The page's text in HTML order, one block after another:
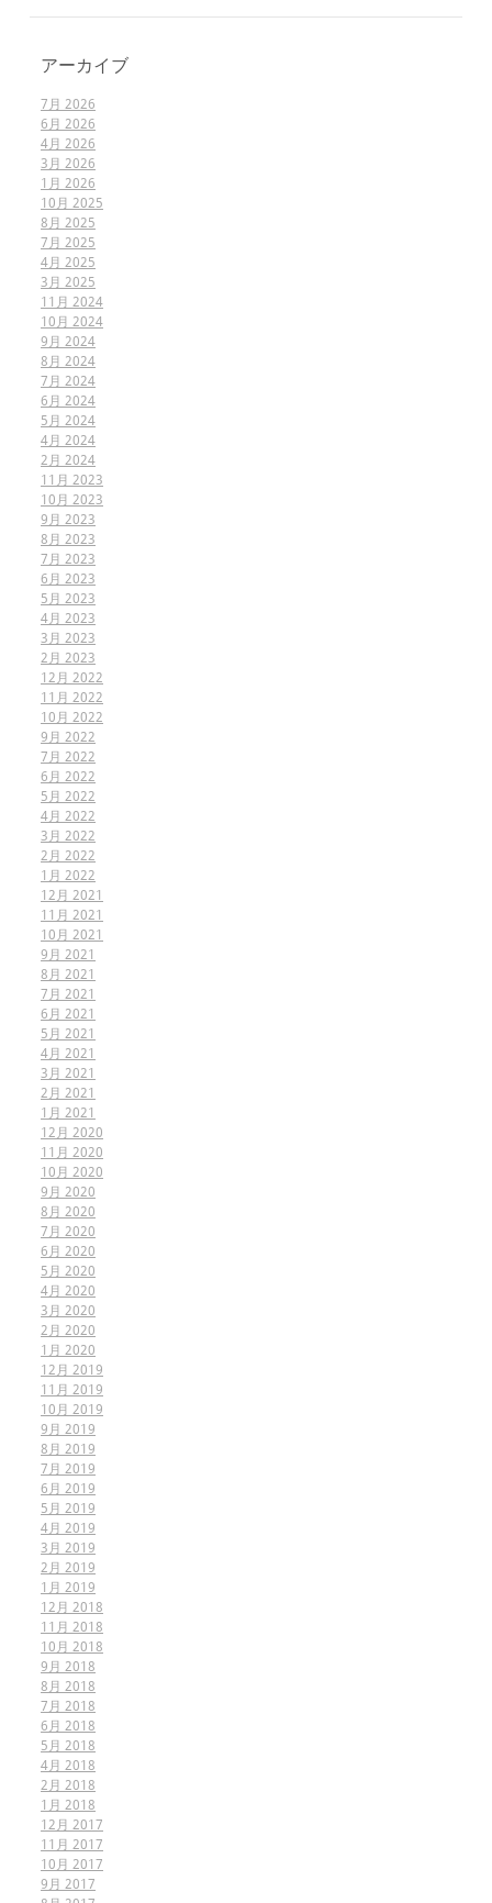
アーカイブ
7月 2026
6月 2026
4月 2026
3月 2026
1月 2026
10月 2025
8月 2025
7月 2025
4月 2025
3月 2025
11月 2024
10月 2024
9月 2024
8月 2024
7月 2024
6月 2024
5月 2024
4月 2024
2月 2024
11月 2023
10月 2023
9月 2023
8月 2023
7月 2023
6月 2023
5月 2023
4月 2023
3月 2023
2月 2023
12月 2022
11月 2022
10月 2022
9月 2022
7月 2022
6月 2022
5月 2022
4月 2022
3月 2022
2月 2022
1月 2022
12月 2021
11月 2021
10月 2021
9月 2021
8月 2021
7月 2021
6月 2021
5月 2021
4月 2021
3月 2021
2月 2021
1月 2021
12月 2020
11月 2020
10月 2020
9月 2020
8月 2020
7月 2020
6月 2020
5月 2020
4月 2020
3月 2020
2月 2020
1月 2020
12月 2019
11月 2019
10月 2019
9月 2019
8月 2019
7月 2019
6月 2019
5月 2019
4月 2019
3月 2019
2月 2019
1月 2019
12月 2018
11月 2018
10月 2018
9月 2018
8月 2018
7月 2018
6月 2018
5月 2018
4月 2018
2月 2018
1月 2018
12月 2017
11月 2017
10月 2017
9月 2017